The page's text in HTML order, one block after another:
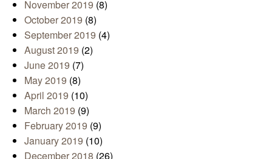
November 2019 (8)
October 2019 (8)
September 2019 (4)
August 2019 (2)
June 2019 (7)
May 2019 (8)
April 2019 (10)
March 2019 (9)
February 2019 (9)
January 2019 (10)
December 2018 (26)